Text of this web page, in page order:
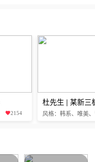
2154
杜先生 | 某新三
风格：韩系、唯美